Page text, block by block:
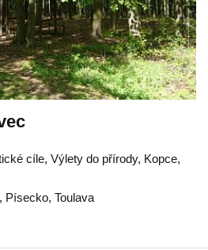
cíle, Výlety do přírody, Kopce,
, Písecko, Toulava